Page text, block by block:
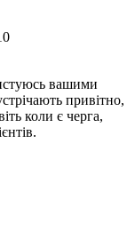
вашими
привітно,
коли є черга,